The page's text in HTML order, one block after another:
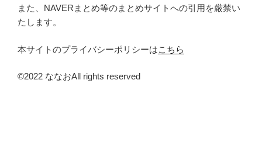
また、NAVERまとめ等のまとめサイトへの引用を厳禁い
たします。
本サイトのプライバシーポリシーはこちら
©2022 ななおAll rights reserved